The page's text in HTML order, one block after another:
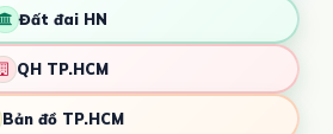
Đất đai HN
QH TP.HCM
Bản đồ TP.HCM